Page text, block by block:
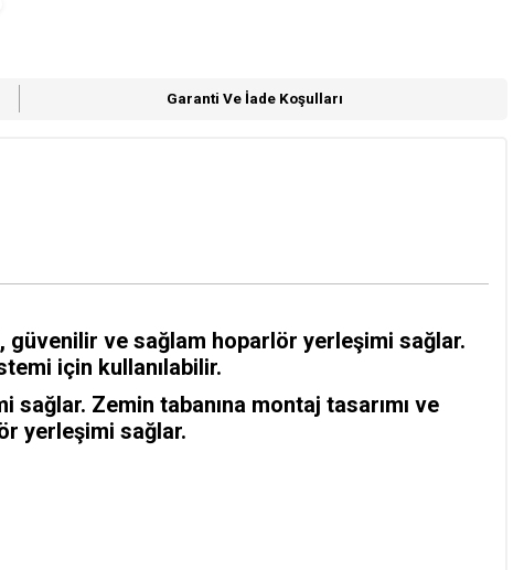
Garanti Ve İade Koşulları
güvenilir ve sağlam hoparlör yerleşimi sağlar.
için kullanılabilir.
Zemin tabanına montaj tasarımı ve
yerleşimi sağlar.